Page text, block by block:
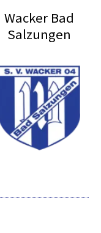
Wacker Bad
Salzungen